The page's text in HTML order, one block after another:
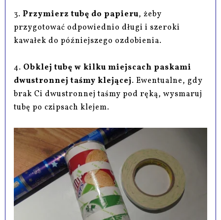
3.Przymierz tubę do papieru, żeby
przygotować odpowiednio długi i szeroki
kawałek do późniejszego ozdobienia.
4. Obklej tubę w kilku miejscach paskami
dwustronnej taśmy klejącej. Ewentualne, gdy
brak Ci dwustronnej taśmy pod ręką, wysmaruj
tubę po czipsach klejem.